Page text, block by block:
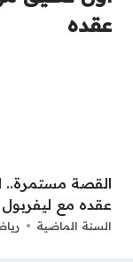
عقده
القصة مستمرة..
عقده مع ليفربول
السنة الماضية